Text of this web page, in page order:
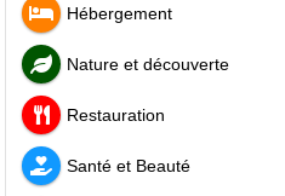
Hébergement
Nature et découverte
Restauration
Santé et Beauté